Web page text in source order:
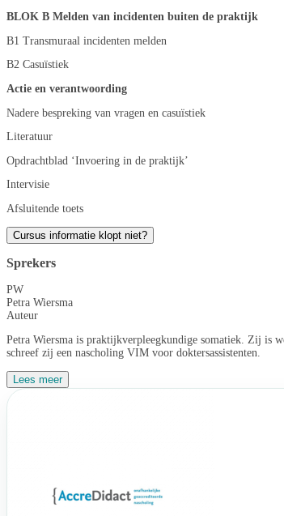
BLOK B Melden van incidenten buiten de praktijk
B1 Transmuraal incidenten melden
B2 Casuïstiek
Actie en verantwoording
Nadere bespreking van vragen en casuïstiek
Literatuur
Opdrachtblad ‘Invoering in de praktijk’
Intervisie
Afsluitende toets
Cursus informatie klopt niet?
Sprekers
PW
Petra Wiersma
Auteur
Petra Wiersma is praktijkverpleegkundige somatiek. Zij is
schreef zij een nascholing VIM voor doktersassistenten.
Lees meer